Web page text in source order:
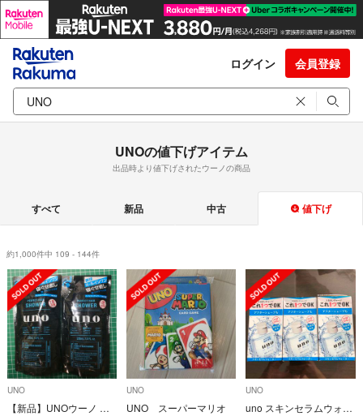
ログイン 会員登録
UNOの値下げアイテム
出品時より値下げされたウーノの商品
すべて 新品 中古 値下げ
約1,000件中 109 - 144件
UNO
【新品】UNOウーノ パーフェクトヘアシャワー 寝ぐせ直し 詰替用２個セット
UNO
UNO スーパーマリオ
UNO
uno スキンセラムウォーター 200ml 3本セット